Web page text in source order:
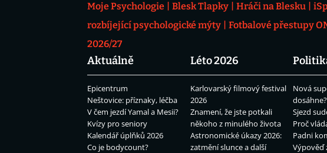
Moje Psychologie Blesk Tlapky Hráči na Blesku
rozbíjející psychologické mýty
Fotbalové přestupy
2026/27
Aktuálně
Epicentrum
Neštovice: příznaky, léčba
V čem jezdí Yamal a Mesii?
Kvízy pro seniory
Kalendář úplňků 2026
Co je bodycount?
Léto 2026
Karlovarský filmový festival
2026
Znamení, že jste potkali
někoho z minulého života
Astronomické úkazy 2026:
zatmění slunce a další
Nová
dosáhne?
Sjezd
Proč
Padni
Výpověď